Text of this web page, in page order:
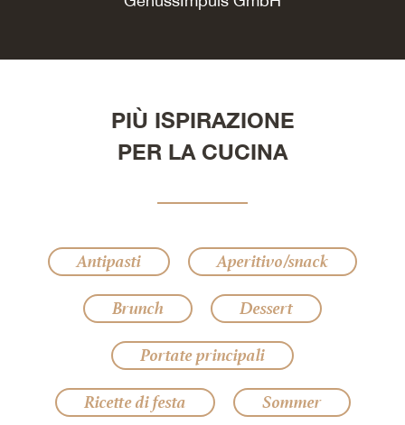
PIÙ ISPIRAZIONE
PER LA CUCINA
Antipasti
Aperitivo/snack
Brunch
Dessert
Portate principali
Ricette di festa
Sommer